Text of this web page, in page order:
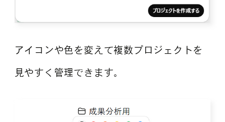
アイコンや色を変えて複数プロジェクトを
見やすく管理できます。